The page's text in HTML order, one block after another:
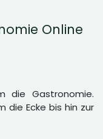
Online
die Gastronomie.
die Ecke bis hin zur